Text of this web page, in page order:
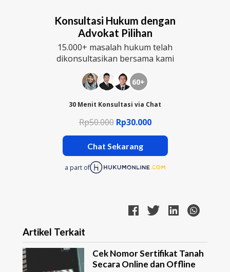
Konsultasi Hukum dengan
Advokat Pilihan
15.000+ masalah hukum telah
dikonsultasikan bersama kami
60+
30 Menit Konsultasi via Chat
Rp50.000 Rp30.000
Chat Sekarang
a part of
Artikel Terkait
Cek Nomor Sertifikat Tanah
Secara Online dan Offline